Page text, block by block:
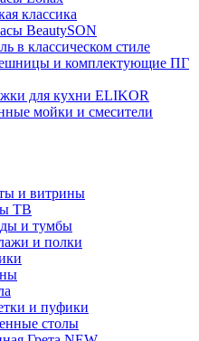
классика
BeautySON
в классическом стиле
и комплектующие ПГ
для кухни ELIKOR
мойки и смесители
и витрины
ТВ
и тумбы
и полки
и пуфики
столы